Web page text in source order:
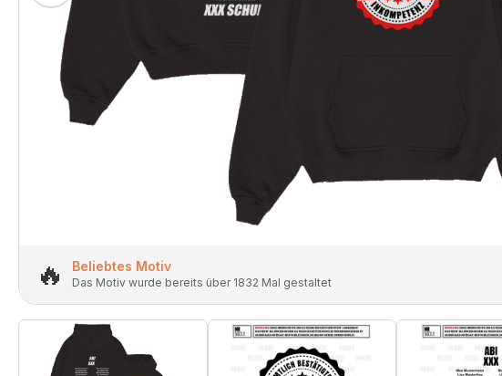
🔥 Beliebtes Motiv
Das Motiv wurde bereits über 1832 Mal gestaltet